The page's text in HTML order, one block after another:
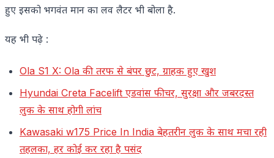
हुए इसको भगवंत मान का लव लैटर भी बोला है.
यह भी पढ़े :
Ola S1 X: Ola की तरफ से बंपर छुट, ग्राहक हुए खुश
Hyundai Creta Facelift एडवांस फीचर, सुरक्षा और जबरदस्त
लुक के साथ होगी लांच
Kawasaki w175 Price In India बेहतरीन लुक के साथ मचा रही
तहलका, हर कोई कर रहा है पसंद